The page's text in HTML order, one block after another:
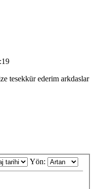
tesekkür ederim arkdaslar
Yön: